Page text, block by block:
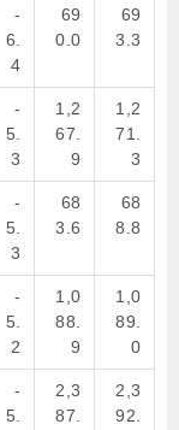
-
6.
4
69
0.0
69
3.3
-
5.
3
1,2
67.
9
1,2
71.
3
-
5.
3
68
3.6
68
8.8
-
5.
2
1,0
88.
9
1,0
89.
0
-
5.
2,3
87.
2,3
92.